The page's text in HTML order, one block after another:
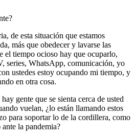
de esta situación que estamos
más que obedecer y lavarse las
el tiempo ocioso hay que ocuparlo,
series, WhatsApp, comunicación, yo
ustedes estoy ocupando mi tiempo, y
en otra cosa.
gente que se sienta cerca de usted
vuelan, ¿lo están llamando estos
para soportar lo de la cordillera, como
la pandemia?